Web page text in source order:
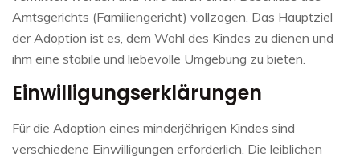
Amtsgerichts (Familiengericht) vollzogen. Das Hauptziel
der Adoption ist es, dem Wohl des Kindes zu dienen und
ihm eine stabile und liebevolle Umgebung zu bieten.
Einwilligungserklärungen
Für die Adoption eines minderjährigen Kindes sind
verschiedene Einwilligungen erforderlich. Die leiblichen